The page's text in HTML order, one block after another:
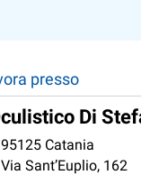
presso
Di
95125 Catania
Via Sant’Euplio, 162